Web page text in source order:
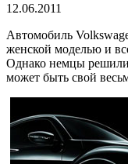
12.06.2011
Автомобиль
женской моделью и
Однако немцы решили
может быть свой